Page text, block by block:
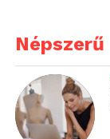
Népszerű